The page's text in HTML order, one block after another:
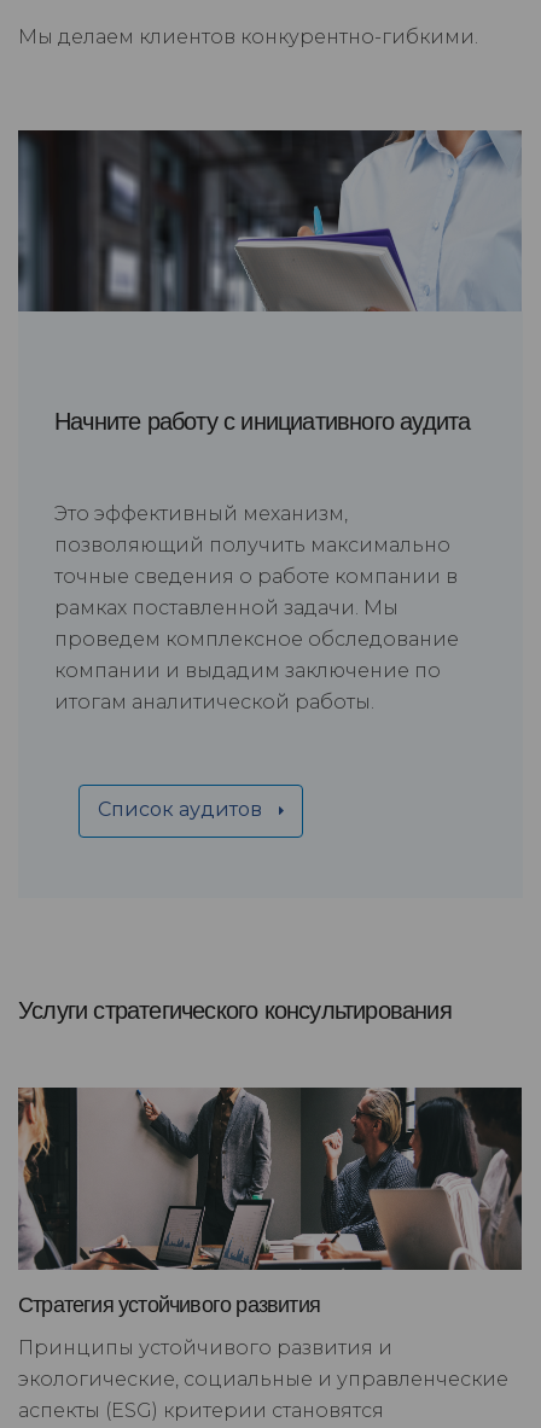
Мы делаем клиентов конкурентно-гибкими.
Начните работу с инициативного аудита
Это эффективный механизм,
позволяющий получить максимально
точные сведения о работе компании в
рамках поставленной задачи. Мы
проведем комплексное обследование
компании и выдадим заключение по
итогам аналитической работы.
Список аудитов
Услуги стратегического консультирования
Стратегия устойчивого развития
Принципы устойчивого развития и
экологические, социальные и управленческие
аспекты (ESG) критерии становятся